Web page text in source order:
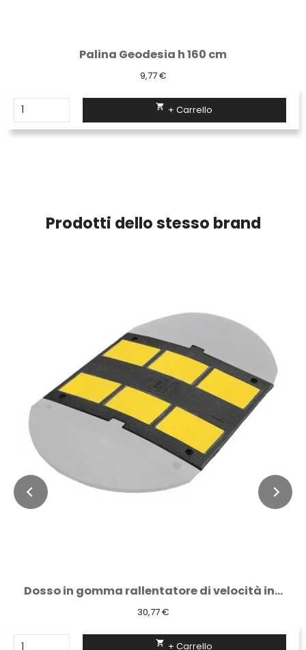
Palina Geodesia h 160 cm
9,77 €
 + Carrello
Prodotti dello stesso brand
Dosso in gomma rallentatore di velocità in...
30,77 €
 + Carrello